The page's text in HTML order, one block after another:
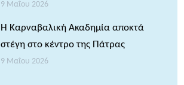
9 Μαΐου 2026
Η Καρναβαλική Ακαδημία αποκτά
στέγη στο κέντρο της Πάτρας
9 Μαΐου 2026